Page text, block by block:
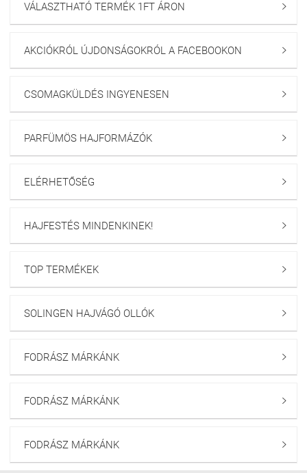
VÁLASZTHATÓ TERMÉK 1FT ÁRON 
AKCIÓKRÓL ÚJDONSÁGOKRÓL A FACEBOOKON 
CSOMAGKÜLDÉS INGYENESEN 
PARFÜMÖS HAJFORMÁZÓK 
ELÉRHETŐSÉG 
HAJFESTÉS MINDENKINEK! 
TOP TERMÉKEK 
SOLINGEN HAJVÁGÓ OLLÓK 
FODRÁSZ MÁRKÁNK 
FODRÁSZ MÁRKÁNK 
FODRÁSZ MÁRKÁNK 